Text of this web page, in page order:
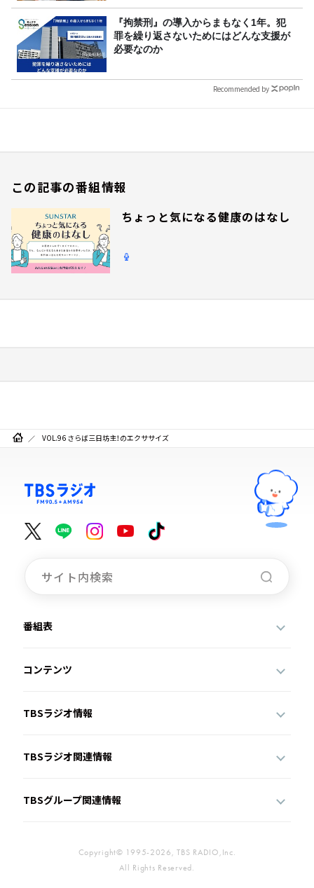
『拘禁刑』の導入からまもなく1年。犯
罪を繰り返さないためにはどんな支援が
必要なのか
Recommended by
この記事の番組情報
ちょっと気になる健康のはなし
VOL.96 さらば三日坊主！のエクササイズ
番組表
コンテンツ
TBSラジオ情報
TBSラジオ関連情報
TBSグループ関連情報
Copyright© 1995-2026, TBS RADIO,Inc.
All Rights Reserved.